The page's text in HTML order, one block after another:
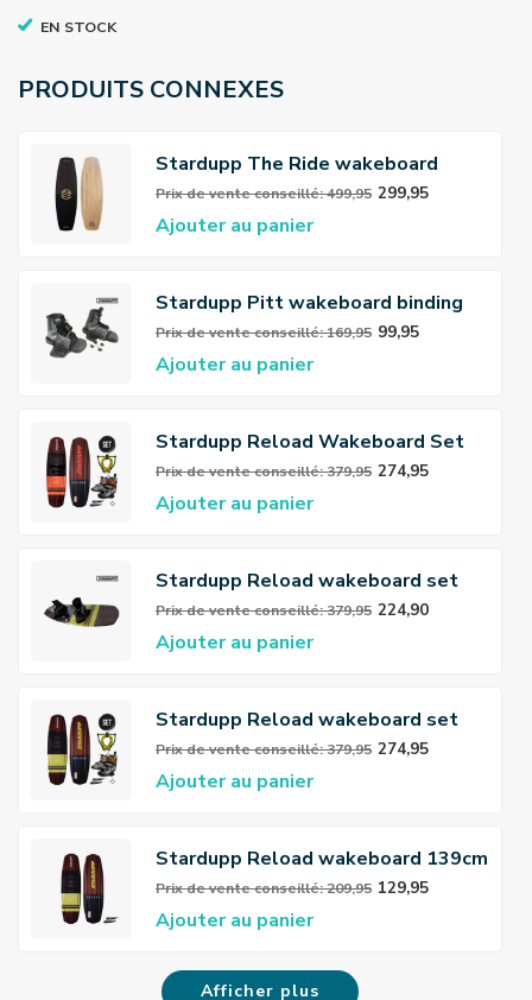
EN STOCK
PRODUITS CONNEXES
Stardupp The Ride wakeboard
141cm
Prix ​​de vente conseillé: 499,95 299,95
Ajouter au panier
Stardupp Pitt wakeboard binding
jeugd zwart
Prix ​​de vente conseillé: 169,95 99,95
Ajouter au panier
Stardupp Reload Wakeboard Set
Red 139cm
Prix ​​de vente conseillé: 379,95 274,95
Ajouter au panier
Stardupp Reload wakeboard set
Youth yellow 139cm
Prix ​​de vente conseillé: 379,95 224,90
Ajouter au panier
Stardupp Reload wakeboard set
yellow 139cm
Prix ​​de vente conseillé: 379,95 274,95
Ajouter au panier
Stardupp Reload wakeboard 139cm
Yellow
Prix ​​de vente conseillé: 209,95 129,95
Ajouter au panier
Afficher plus